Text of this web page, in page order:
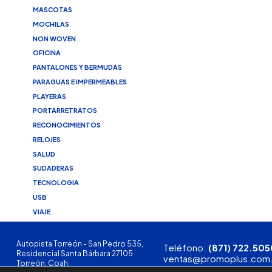
MASCOTAS
MOCHILAS
NON WOVEN
OFICINA
PANTALONES Y BERMUDAS
PARAGUAS E IMPERMEABLES
PLAYERAS
PORTARRETRATOS
RECONOCIMIENTOS
RELOJES
SALUD
SUDADERAS
TECNOLOGIA
USB
VIAJE
Autopista Torreón - San Pedro 535,
Residencial Santa Bárbara 27105
Torreón, Coah.
Teléfono: (871)